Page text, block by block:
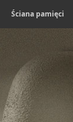
Ściana pamięci